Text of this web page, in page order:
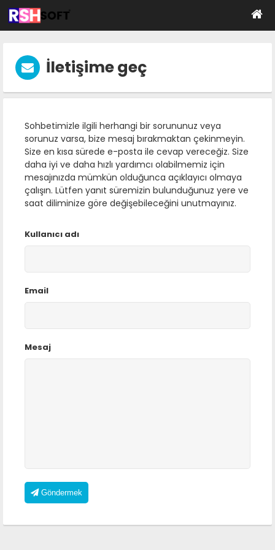
İletişime geç
Sohbetimizle ilgili herhangi bir sorununuz veya
sorunuz varsa, bize mesaj bırakmaktan çekinmeyin.
Size en kısa sürede e-posta ile cevap vereceğiz. Size
daha iyi ve daha hızlı yardımcı olabilmemiz için
mesajınızda mümkün olduğunca açıklayıcı olmaya
çalışın. Lütfen yanıt süremizin bulunduğunuz yere ve
saat diliminize göre değişebileceğini unutmayınız.
Kullanıcı adı
Email
Mesaj
Göndermek